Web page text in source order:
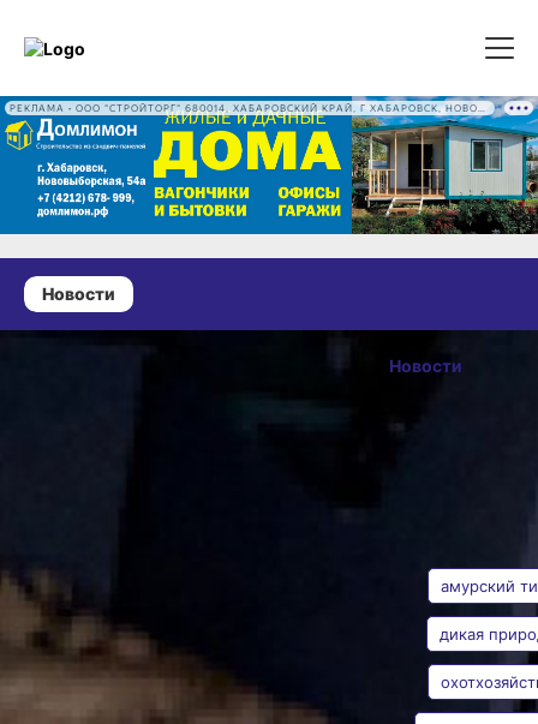
Новости
03 марта 2025 г., 13:12
края
Всего с начала года
в регионе отловлены 8
амурских тигров
по охране животного
Новости
ОПУБЛИКОВАНО
Евона
амурский
дикая